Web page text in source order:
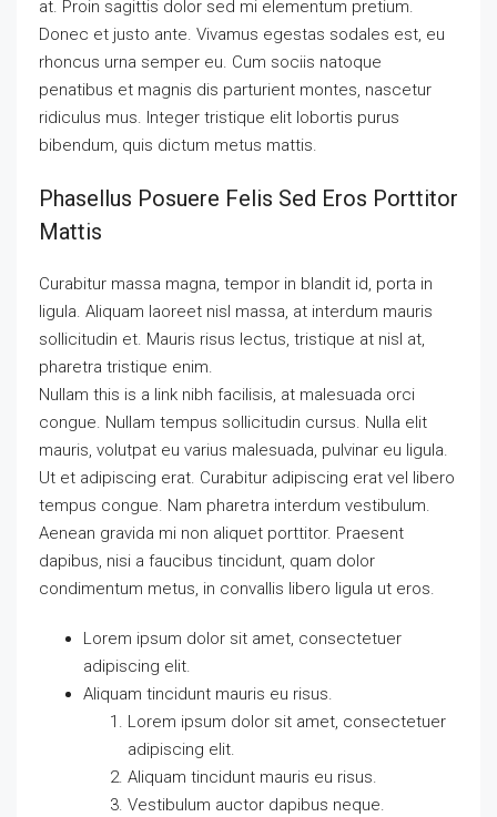
at. Proin sagittis dolor sed mi elementum pretium.
Donec et justo ante. Vivamus egestas sodales est, eu
rhoncus urna semper eu. Cum sociis natoque
penatibus et magnis dis parturient montes, nascetur
ridiculus mus. Integer tristique elit lobortis purus
bibendum, quis dictum metus mattis.
Phasellus Posuere Felis Sed Eros Porttitor
Mattis
Curabitur massa magna, tempor in blandit id, porta in
ligula. Aliquam laoreet nisl massa, at interdum mauris
sollicitudin et. Mauris risus lectus, tristique at nisl at,
pharetra tristique enim.
Nullam this is a link nibh facilisis, at malesuada orci
congue. Nullam tempus sollicitudin cursus. Nulla elit
mauris, volutpat eu varius malesuada, pulvinar eu ligula.
Ut et adipiscing erat. Curabitur adipiscing erat vel libero
tempus congue. Nam pharetra interdum vestibulum.
Aenean gravida mi non aliquet porttitor. Praesent
dapibus, nisi a faucibus tincidunt, quam dolor
condimentum metus, in convallis libero ligula ut eros.
Lorem ipsum dolor sit amet, consectetuer
adipiscing elit.
Aliquam tincidunt mauris eu risus.
Lorem ipsum dolor sit amet, consectetuer
adipiscing elit.
Aliquam tincidunt mauris eu risus.
Vestibulum auctor dapibus neque.